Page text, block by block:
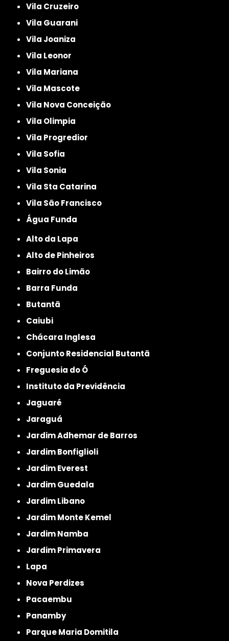
Vila Cruzeiro
Vila Guarani
Vila Joaniza
Vila Leonor
Vila Mariana
Vila Mascote
Vila Nova Conceição
Vila Olimpia
Vila Progredior
Vila Sofia
Vila Sonia
Vila Sta Catarina
Vila São Francisco
Água Funda
Alto da Lapa
Alto de Pinheiros
Bairro do Limão
Barra Funda
Butantã
Caiubi
Chácara Inglesa
Conjunto Residencial Butantã
Freguesia do Ó
Instituto da Previdência
Jaguaré
Jaraguá
Jardim Adhemar de Barros
Jardim Bonfiglioli
Jardim Everest
Jardim Guedala
Jardim Libano
Jardim Monte Kemel
Jardim Namba
Jardim Primavera
Lapa
Nova Perdizes
Pacaembu
Panamby
Parque Maria Domitila